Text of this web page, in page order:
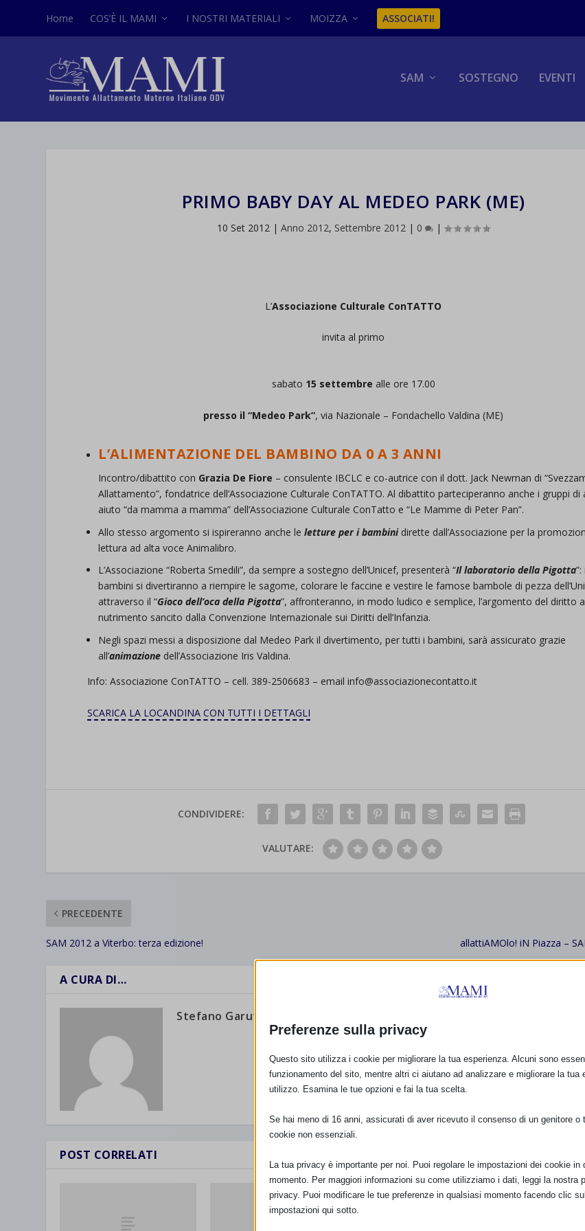
Home COS’È IL MAMI I NOSTRI MATERIALI MOIZZA ASSOCIATI!
SAM SOSTEGNO EVENTI
PRIMO BABY DAY AL MEDEO PARK (ME)
10 Set 2012 |Anno 2012, Settembre 2012 | 0 |
L’Associazione Culturale ConTATTO
invita al primo
sabato 15 settembre alle ore 17.00
presso il “Medeo Park”, via Nazionale – Fondachello Valdina (ME)
L’ALIMENTAZIONE DEL BAMBINO DA 0 A 3 ANNI
Incontro/dibattito con Grazia De Fiore – consulente IBCLC e co-autrice con il dott. Jack Newman di
Allattamento”, fondatrice dell’Associazione Culturale ConTATTO. Al dibattito parteciperanno anche i gruppi di
aiuto “da mamma a mamma” dell’Associazione Culturale ConTatto e “Le Mamme di Peter Pan”.
Allo stesso argomento si ispireranno anche leletture per i bambinidirette dall’Associazione per la
lettura ad alta voce Animalibro.
L’Associazione “Roberta Smedili”, da sempre a sostegno dell’Unicef, presenterà “Il laboratorio della Pigotta”: i
bambini si divertiranno a riempire le sagome, colorare le faccine e vestire le famose bambole di pezza
attraverso il “Gioco dell’oca della Pigotta”, affronteranno, in modo ludico e semplice, l’argomento del diritto
nutrimento sancito dalla Convenzione Internazionale sui Diritti dell’Infanzia.
Negli spazi messi a disposizione dal Medeo Park il divertimento, per tutti i bambini, sarà assicurato grazie
all’animazione dell’Associazione Iris Valdina.
Info: Associazione ConTATTO – cell. 389-2506683 – email info@associazionecontatto.it
SCARICA LA LOCANDINA CON TUTTI I DETTAGLI
CONDIVIDERE:
VALUTARE:
PRECEDENTE
SAM 2012 a Viterbo: terza edizione! allattiAMOlo! iN Piazza –
A CURA DI…
Stefano Garuti
POST CORRELATI
Preferenze sulla privacy
Questo sito utilizza i cookie per migliorare la tua esperienza. Alcuni sono
funzionamento del sito, mentre altri ci aiutano ad analizzare e migliorare la tua
utilizzo. Esamina le tue opzioni e fai la tua scelta.
Se hai meno di 16 anni, assicurati di aver ricevuto il consenso di un genitore o
cookie non essenziali.
La tua privacy è importante per noi. Puoi regolare le impostazioni dei cookie in
momento. Per maggiori informazioni su come utilizziamo i dati, leggi la nostra
privacy. Puoi modificare le tue preferenze in qualsiasi momento facendo clic
impostazioni qui sotto.